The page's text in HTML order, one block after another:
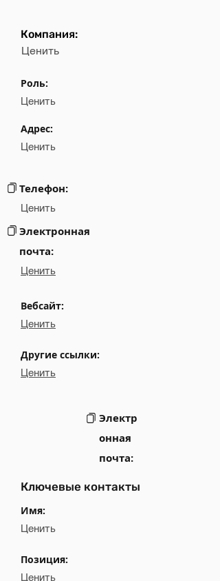
Field
Email
Компания:
Ценить
Роль:
Ценить
Адрес:
Ценить
Телефон:
Ценить
Электронная
почта:
Ценить
Вебсайт:
Ценить
Другие ссылки:
Ценить
Электр
онная
почта:
Ключевые контакты
Имя:
Ценить
Позиция:
Ценить